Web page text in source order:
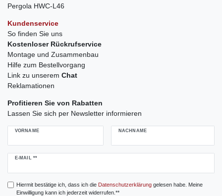
Pergola HWC-L46
Kundenservice
So finden Sie uns
Kostenloser Rückrufservice
Montage und Zusammenbau
Hilfe zum Bestellvorgang
Link zu unserem Chat
Reklamationen
Profitieren Sie von Rabatten
Lassen Sie sich per Newsletter informieren
VORNAME NACHNAME
E-MAIL **
Newsletter
Hiermit bestätige ich, dass ich die Daten­schutz­erklärunggelesen habe. Meine
Einwilligung kann ich jederzeit widerrufen.**